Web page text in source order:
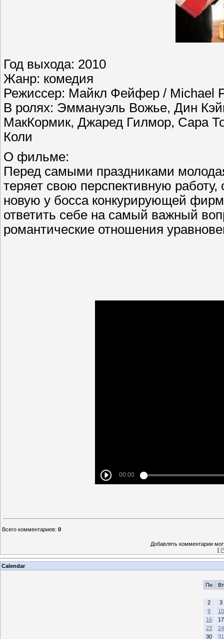
Год выхода: 2010
Жанр: комедия
Режиссер: Майкл Фейфер / Michael
В ролях: Эммануэль Вожье, Дин
МакКормик, Джаред Гилмор, Сара
Коли
О фильме:
Перед самыми праздниками
теряет свою перспективную
новую у босса конкурирующей
ответить себе на самый важный
романтические отношения
Всего комментариев: 0
Добавлять комментарии
[
Calendar
Пн Вт
2
3
9
10
16
17
23
24
30
31